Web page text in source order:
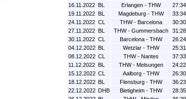
16.11.2022 BL Erlangen - THW
27:34
19.11.2022 BL Magdeburg - THW
33:34
24.11.2022 CL THW - Barcelona
30:30
27.11.2022 BL THW - Gummersbach
31:28
30.11.2022 CL Barcelona - THW
26:24
04.12.2022 BL Wetzlar - THW
25:31
08.12.2022 CL THW - Nantes
37:33
11.12.2022 BL THW - Melsungen
24:22
15.12.2022 CL Aalborg - THW
26:30
18.12.2022 BL Flensburg - THW
36:23
22.12.2022 DHB Bietigheim - THW
28:35